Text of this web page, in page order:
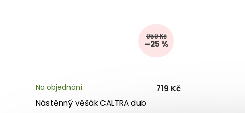
959 Kč
–25 %
Nástěnný věšák CALTRA dub
Na objednání 719 Kč